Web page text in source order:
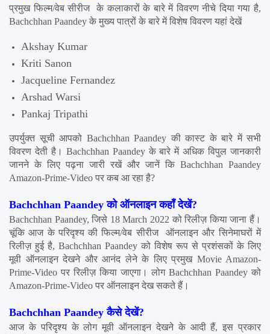
प्रमुख फिल्म/वेब सीरीज  के कलाकारों के बारे में विवरण नीचे दिया गया है,
Bachchhan Paandey के मुख्य पात्रों के बारे में विशेष विवरण यहां देखें
Akshay Kumar
Kriti Sanon
Jacqueline Fernandez
Arshad Warsi
Pankaj Tripathi
उपर्युक्त सूची आपको Bachchhan Paandey की कास्ट के बारे में सभी
विवरण देती है। Bachchhan Paandey के बारे में अधिक विपुल जानकारी
जानने के लिए पढ़ना जारी रखें और जानें कि Bachchhan Paandey
Amazon-Prime-Video पर कब आ रहा है?
Bachchhan Paandey को ऑनलाइन कहाँ देखें?
Bachchhan Paandey, जिसे 18 March 2022 को रिलीज़ किया जाना हैं।
चूंकि आज के परिदृश्य की फिल्म/वेब सीरीज  ऑनलाइन और सिनेमाघरों में
रिलीज़ हुई है, Bachchhan Paandey को विशेष रूप से प्रशंसकों के लिए
मूवी ऑनलाइन देखने और आनंद लेने के लिए प्रमुख Movie Amazon-
Prime-Video पर रिलीज़ किया जाएगा। लोग Bachchhan Paandey को
Amazon-Prime-Video पर ऑनलाइन देख सकते हैं।
Bachchhan Paandey कैसे देखें?
आज के परिदृश्य के लोग मूवी ऑनलाइन देखने के आदी हैं, इस प्रकार